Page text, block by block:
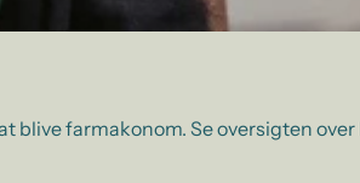
blive farmakonom. Se oversigten